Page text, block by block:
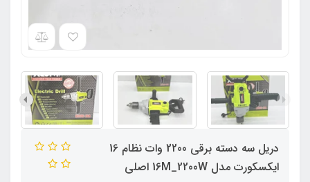
دریل سه دسته برقی 2200 وات نظام 16
ایکسکورت مدل 16M_2200W اصلی